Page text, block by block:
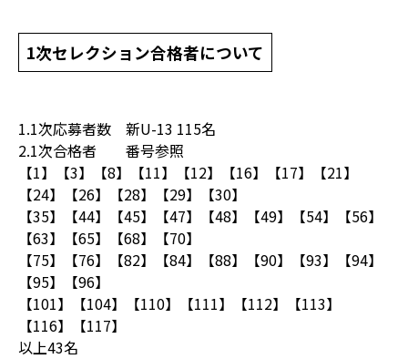
1次セレクション合格者について
1.1次応募者数 新U-13 115名
2.1次合格者 番号参照
【1】【3】【8】【11】【12】【16】【17】【21】
【24】【26】【28】【29】【30】
【35】【44】【45】【47】【48】【49】【54】【56】
【63】【65】【68】【70】
【75】【76】【82】【84】【88】【90】【93】【94】
【95】【96】
【101】【104】【110】【111】【112】【113】
【116】【117】
以上43名